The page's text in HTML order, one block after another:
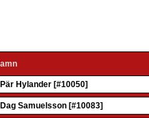
Pär Hylander [#10050]
Dag Samuelsson [#10083]